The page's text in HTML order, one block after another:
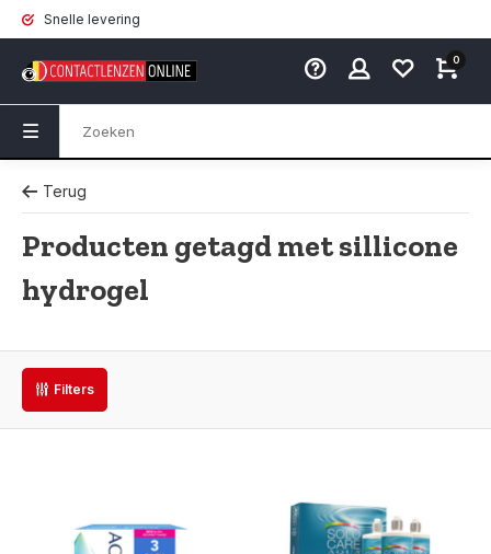
Snelle levering
0
Terug
Producten getagd met sillicone
hydrogel
Filters